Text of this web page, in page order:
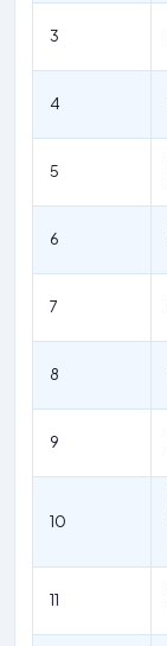
3
4
5
6
7
8
9
10
11